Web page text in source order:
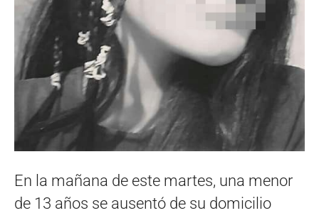
En la mañana de este martes, una menor
de 13 años se ausentó de su domicilio